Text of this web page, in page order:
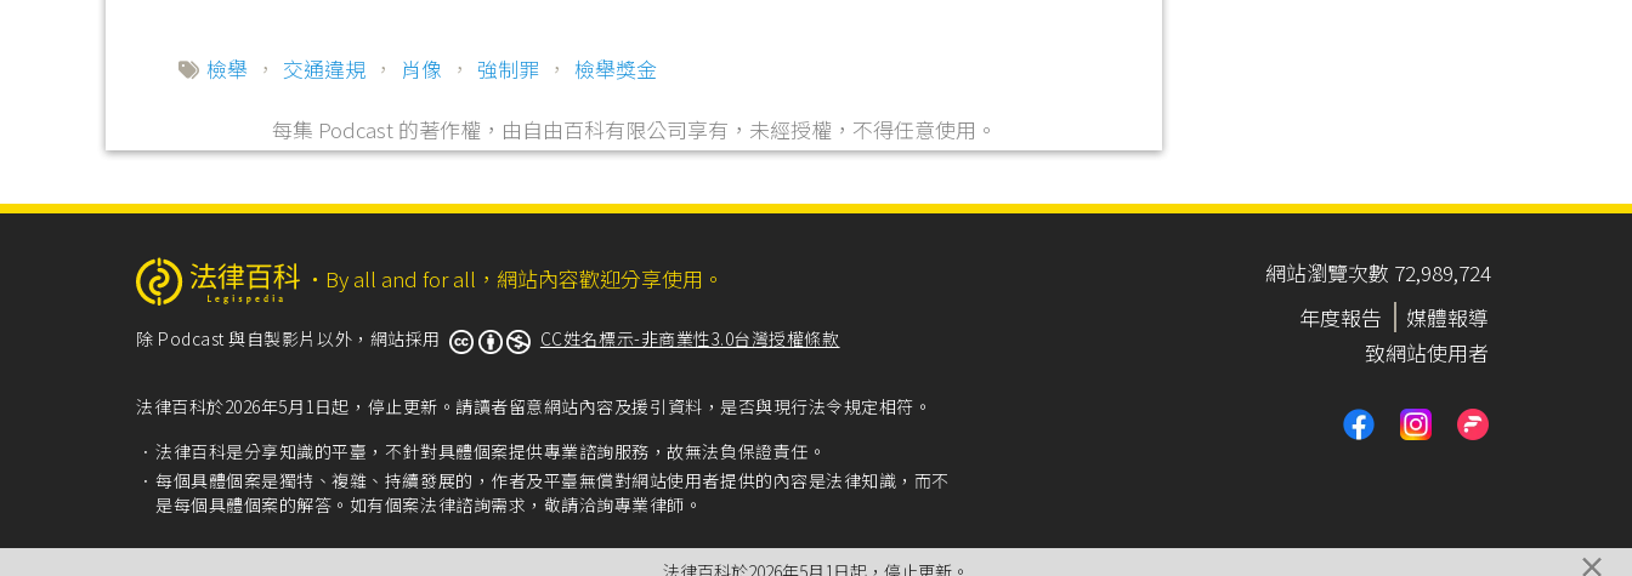
檢舉 ， 交通違規 ， 肖像 ， 強制罪 ， 檢舉獎金
每集 Podcast 的著作權，由自由百科有限公司享有，未經授權，不得任意使用。
‧ By all and for all，網站內容歡迎分享使用。
除 Podcast 與自製影片以外，網站採用 CC姓名標示-非商業性3.0台灣授權條款
法律百科於2026年5月1日起，停止更新。請讀者留意網站內容及援引資料，是否與現行法令規定相符。
法律百科是分享知識的平臺，不針對具體個案提供專業諮詢服務，故無法負保證責任。
每個具體個案是獨特、複雜、持續發展的，作者及平臺無償對網站使用者提供的內容是法律知識，而不
是每個具體個案的解答。如有個案法律諮詢需求，敬請洽詢專業律師。
網站瀏覽次數 72,989,724
年度報告
媒體報導
致網站使用者
法律百科於2026年5月1日起，停止更新。 ×